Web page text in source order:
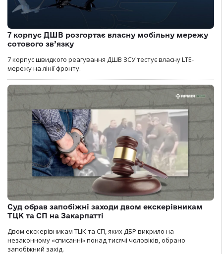
7 корпус ДШВ розгортає власну мобільну мережу
сотового зв’язку
7 корпус швидкого реагування ДШВ ЗСУ тестує власну LTE-
мережу на лінії фронту.
Суд обрав запобіжні заходи двом екскерівникам
ТЦК та СП на Закарпатті
Двом екскерівникам ТЦК та СП, яких ДБР викрило на
незаконному «списанні» понад тисячі чоловіків, обрано
запобіжний захід.